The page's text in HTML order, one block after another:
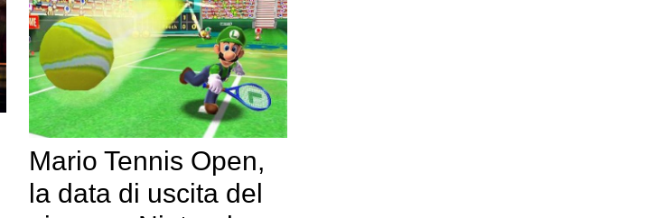
Mario Tennis Open,
la data di uscita del